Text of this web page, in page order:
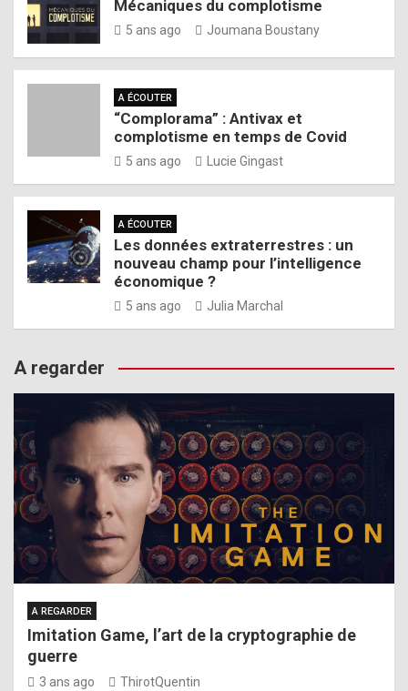
Mécaniques du complotisme
5 ans ago Joumana Boustany
A ÉCOUTER
“Complorama” : Antivax et
complotisme en temps de Covid
5 ans ago Lucie Gingast
A ÉCOUTER
Les données extraterrestres : un
nouveau champ pour l’intelligence
économique ?
5 ans ago Julia Marchal
A regarder
A REGARDER
Imitation Game, l’art de la cryptographie de
guerre
3 ans ago ThirotQuentin